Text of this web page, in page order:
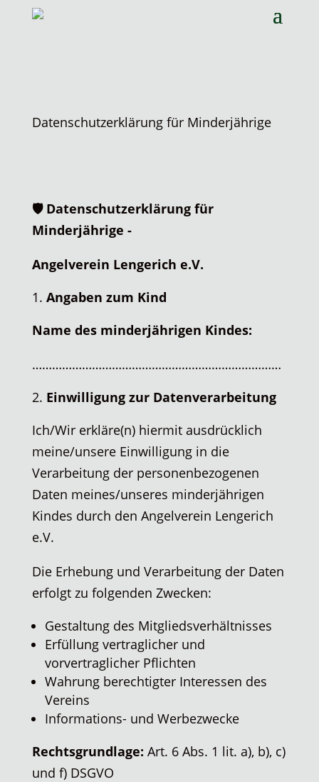
Datenschutzerklärung für Minderjährige
🛡️Datenschutzerklärung für
Minderjährige -
Angelverein Lengerich e.V.
Angaben zum Kind
Name des minderjährigen Kindes:
…………………………………………………………………
Einwilligung zur Datenverarbeitung
Ich/Wir erkläre(n) hiermit ausdrücklich
meine/unsere Einwilligung in die
Verarbeitung der personenbezogenen
Daten meines/unseres minderjährigen
Kindes durch den Angelverein Lengerich
e.V.
Die Erhebung und Verarbeitung der Daten
erfolgt zu folgenden Zwecken:
Gestaltung des Mitgliedsverhältnisses
Erfüllung vertraglicher und
vorvertraglicher Pflichten
Wahrung berechtigter Interessen des
Vereins
Informations- und Werbezwecke
Rechtsgrundlage: Art. 6 Abs. 1 lit. a), b), c)
und f) DSGVO